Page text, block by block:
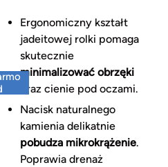
Ergonomiczny kształt
jadeitowej rolki pomaga
skutecznie
minimalizować obrzęki
oraz cienie pod oczami.
Nacisk naturalnego
kamienia delikatnie
pobudza mikrokrążenie.
Poprawia drenaż